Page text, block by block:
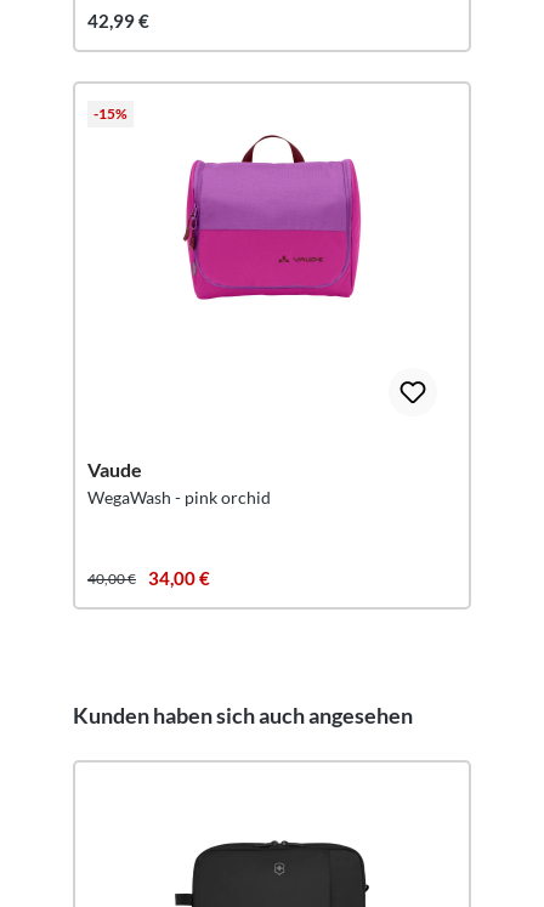
42,99 €
-15%
Vaude
WegaWash - pink orchid
40,00 € 34,00 €
Produktgalerie überspringen
Kunden haben sich auch angesehen